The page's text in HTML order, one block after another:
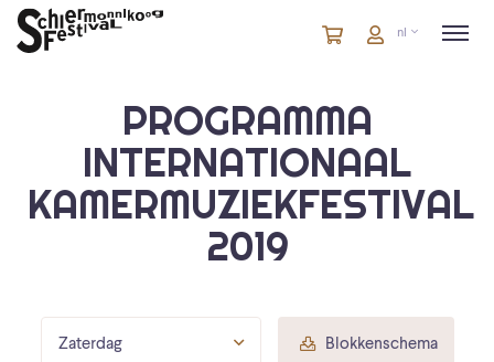
Winkelmandje
artikelen
Account
nl
PROGRAMMA
INTERNATIONAAL
KAMERMUZIEKFESTIVAL
2019
Zaterdag Blokkenschema